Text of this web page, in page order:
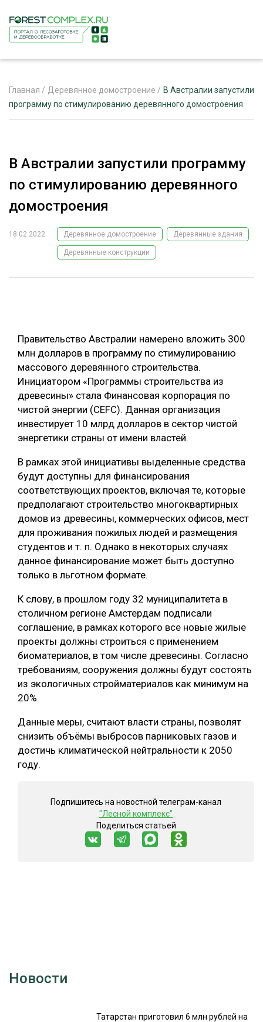
РЕКЛАМОДАТЕЛЯМ
ЛЕСНОЕ ХОЗЯЙСТВО
ЛЕСОЗАГОТОВКА
ОБРАБОТКА ДРЕВЕСИНЫ
ЛЕСОВОССТАНОВЛЕНИЕ И ЗАЩИТА
ЛОГИСТИКА
ПРОИЗВОДСТВО ДРЕВЕСНЫХ ПЛИТ
ЦБП
КОМПЛЕКСНАЯ ПЕРЕРАБОТКА
ЛЕСОПИЛЕНИЕ
ДЕРЕВЯННОЕ ДОМОСТРОЕНИЕ
БЕЗОПАСНОЕ ПРОИЗВОДСТВО
СОРТИРОВКА ДРЕВЕСИНЫ
СУШКА ДРЕВЕСИНЫ
МЕБЕЛЬНОЕ ПРОИЗВОДСТВО
ТЕМАТИЧЕСКИЕ ПРОЕКТЫ
ПОДБОРКИ СТАТЕЙ
ЭКСПЕРТНОЕ МНЕНИЕ
Главная / Деревянное домостроение / В Австралии запустили
программу по стимулированию деревянного домостроения
В Австралии запустили программу
по стимулированию деревянного
домостроения
18.02.2022 Деревянное домостроение Деревянные здания
Деревянные конструкции
Правительство Австралии намерено вложить 300
млн долларов в программу по стимулированию
массового деревянного строительства.
Инициатором «Программы строительства из
древесины» стала Финансовая корпорация по
чистой энергии (CEFC). Данная организация
инвестирует 10 млрд долларов в сектор чистой
энергетики страны от имени властей.
В рамках этой инициативы выделенные средства
будут доступны для финансирования
соответствующих проектов, включая те, которые
предполагают строительство многоквартирных
домов из древесины, коммерческих офисов, мест
для проживания пожилых людей и размещения
студентов и т. п. Однако в некоторых случаях
данное финансирование может быть доступно
только в льготном формате.
К слову, в прошлом году 32 муниципалитета в
столичном регионе Амстердам подписали
соглашение, в рамках которого все новые жилые
проекты должны строиться с применением
биоматериалов, в том числе древесины. Согласно
требованиям, сооружения должны будут состоять
из экологичных стройматериалов как минимум на
20%.
Данные меры, считают власти страны, позволят
снизить объёмы выбросов парниковых газов и
достичь климатической нейтральности к 2050
году.
Подпишитесь на новостной телеграм-канал
"Лесной комплекс"
Поделиться статьей
Новости
Татарстан приготовил 6 млн рублей на